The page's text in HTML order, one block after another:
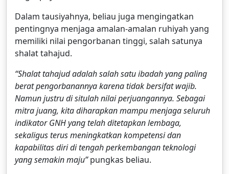
Dalam tausiyahnya, beliau juga mengingatkan
pentingnya menjaga amalan-amalan ruhiyah yang
memiliki nilai pengorbanan tinggi, salah satunya
shalat tahajud.
“Shalat tahajud adalah salah satu ibadah yang paling
berat pengorbanannya karena tidak bersifat wajib.
Namun justru di situlah nilai perjuangannya. Sebagai
mitra juang, kita diharapkan mampu menjaga seluruh
indikator GNH yang telah ditetapkan lembaga,
sekaligus terus meningkatkan kompetensi dan
kapabilitas diri di tengah perkembangan teknologi
yang semakin maju”pungkas beliau.